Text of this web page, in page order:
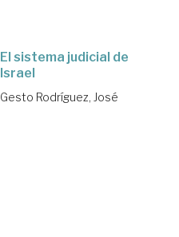
El sistema judicial de
Israel
Gesto Rodríguez, José